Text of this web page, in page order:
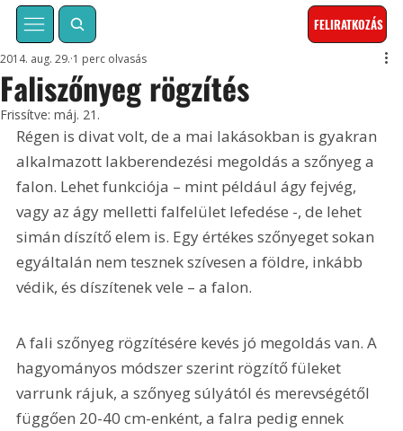
FELIRATKOZÁS
Faliszőnyeg rögzítés
2014. aug. 29. 1 perc olvasás
Frissítve:máj. 21.
Régen is divat volt, de a mai lakásokban is gyakran
alkalmazott lakberendezési megoldás a szőnyeg a
falon. Lehet funkciója – mint például ágy fejvég,
vagy az ágy melletti falfelület lefedése -, de lehet
simán díszítő elem is. Egy értékes szőnyeget sokan
egyáltalán nem tesznek szívesen a földre, inkább
védik, és díszítenek vele – a falon.
A fali szőnyeg rögzítésére kevés jó megoldás van. A
hagyományos módszer szerint rögzítő füleket
varrunk rájuk, a szőnyeg súlyától és merevségétől
függően 20-40 cm-enként, a falra pedig ennek